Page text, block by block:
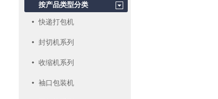
按产品类型分类
快递打包机
封切机系列
收缩机系列
袖口包装机